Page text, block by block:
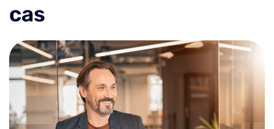
cas